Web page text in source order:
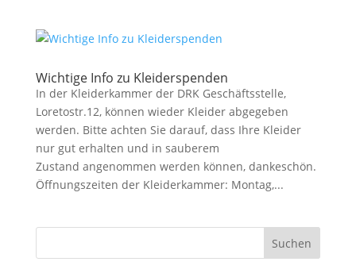
Wichtige Info zu Kleiderspenden
In der Kleiderkammer der DRK Geschäftsstelle,
Loretostr.12, können wieder Kleider abgegeben
werden. Bitte achten Sie darauf, dass Ihre Kleider
nur gut erhalten und in sauberem
Zustand angenommen werden können, dankeschön.
Öffnungszeiten der Kleiderkammer: Montag,...